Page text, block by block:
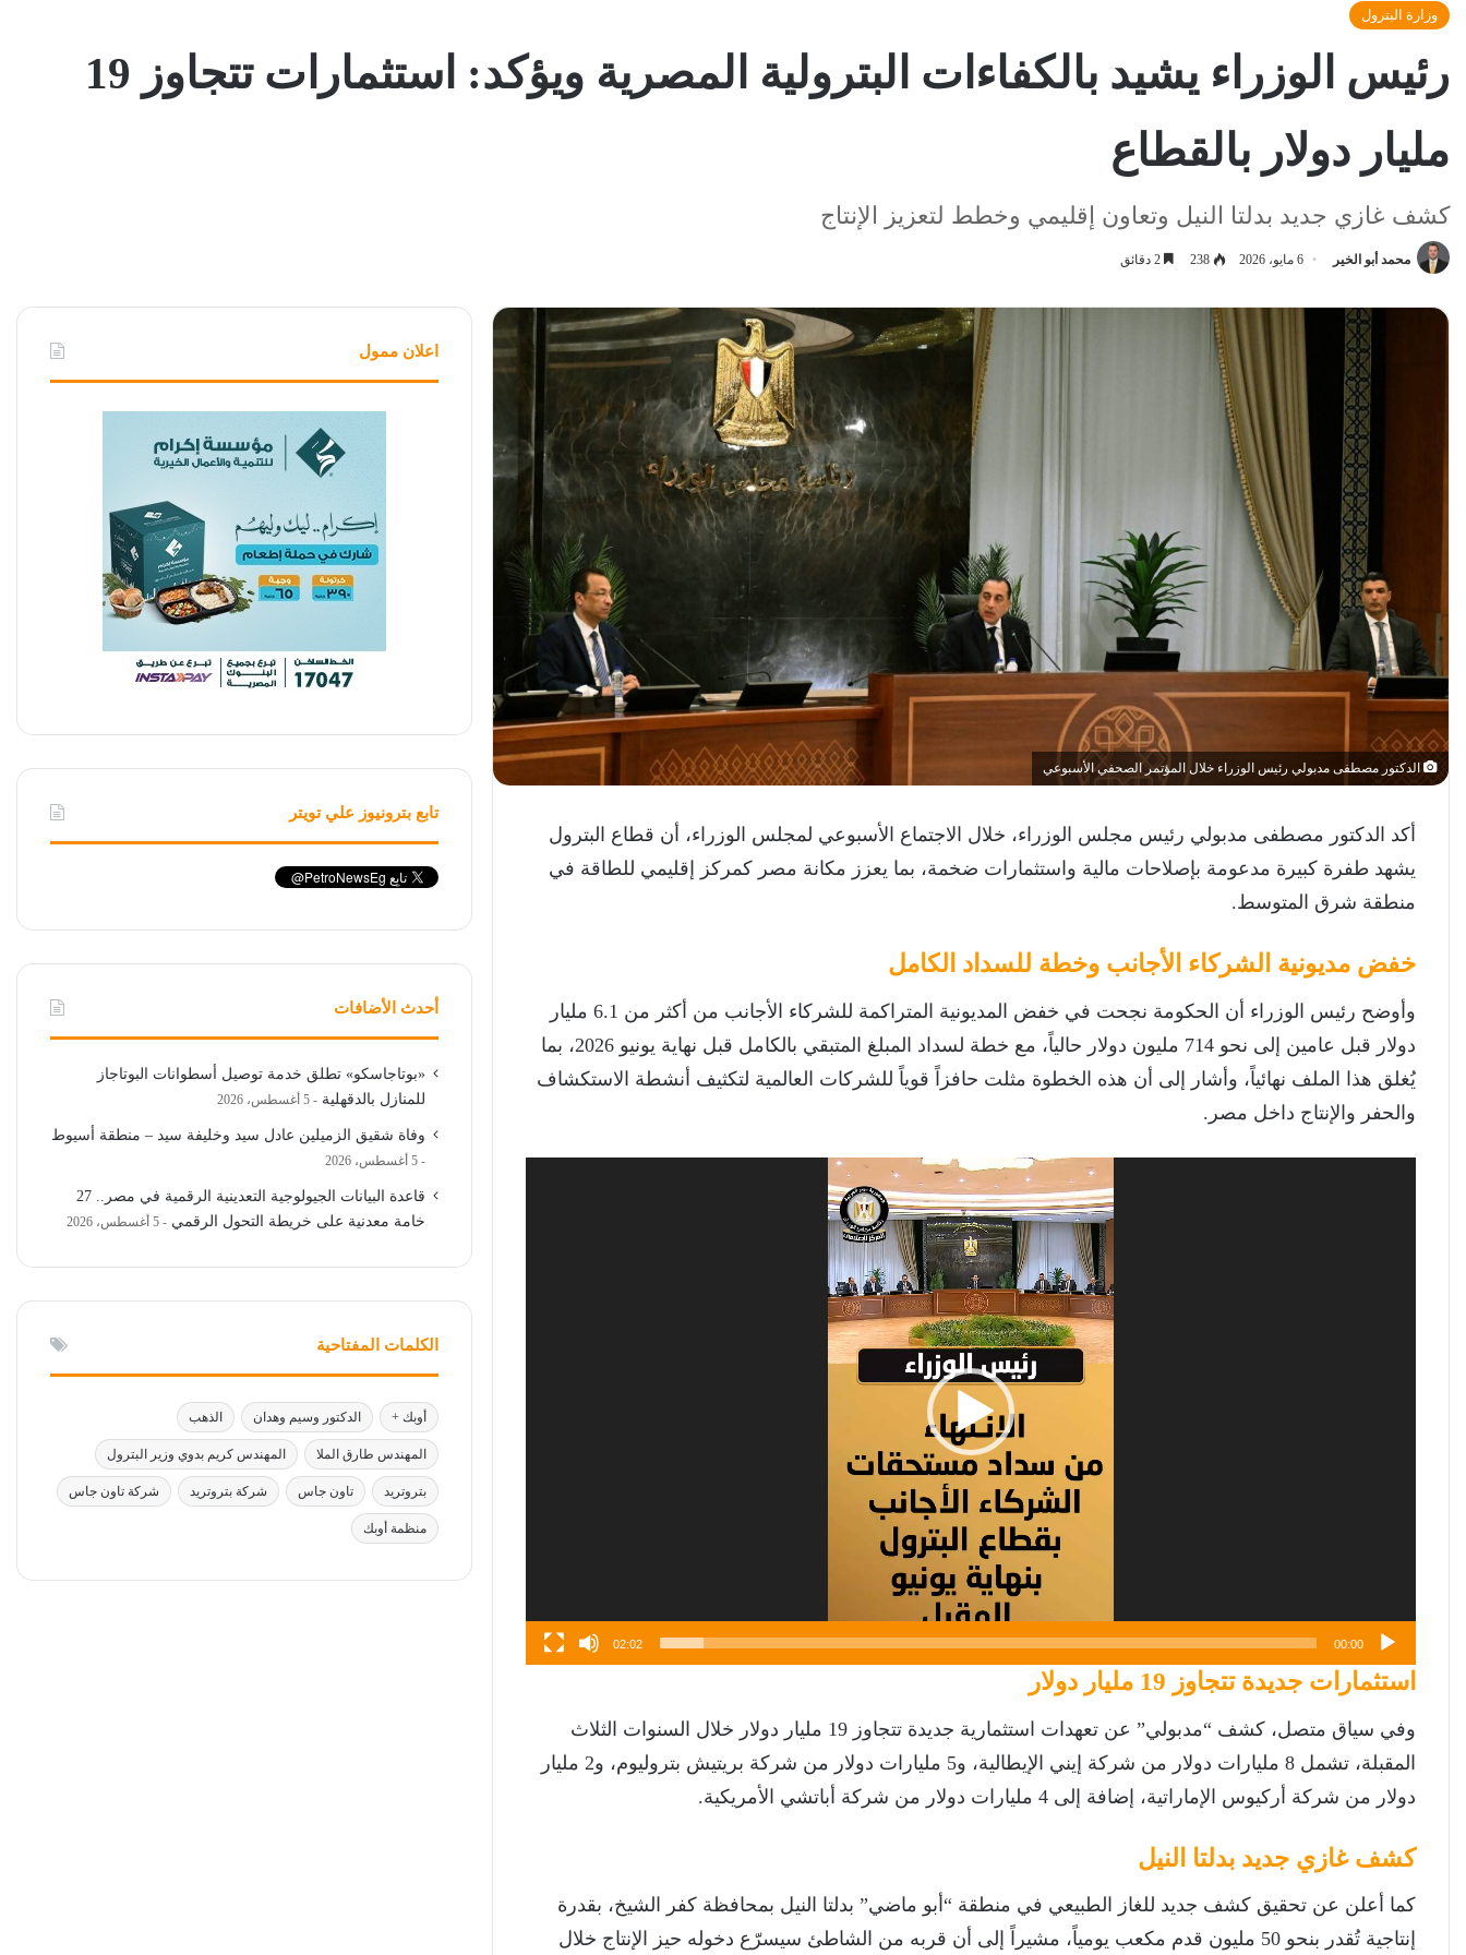
وزارة البترول
رئيس الوزراء يشيد بالكفاءات البترولية المصرية ويؤكد: استثمارات تتجاوز 19
مليار دولار بالقطاع
كشف غازي جديد بدلتا النيل وتعاون إقليمي وخطط لتعزيز الإنتاج
محمد أبو الخير 6 مايو، 2026 238
الدكتور مصطفى مدبولي رئيس الوزراء خلال المؤتمر الصحفي الأسبوعي
أكد الدكتور مصطفى مدبولي رئيس مجلس الوزراء، خلال الاجتماع الأسبوعي لمجلس الوزراء، أن قطاع البترول
يشهد طفرة كبيرة مدعومة بإصلاحات مالية واستثمارات ضخمة، بما يعزز مكانة مصر كمركز إقليمي للطاقة في
منطقة شرق المتوسط.
خفض مديونية الشركاء الأجانب وخطة للسداد الكامل
وأوضح رئيس الوزراء أن الحكومة نجحت في خفض المديونية المتراكمة للشركاء الأجانب من أكثر من 6.1 مليار
دولار قبل عامين إلى نحو 714 مليون دولار حالياً، مع خطة لسداد المبلغ المتبقي بالكامل قبل نهاية يونيو 2026، بما
يُغلق هذا الملف نهائياً، وأشار إلى أن هذه الخطوة مثلت حافزاً قوياً للشركات العالمية لتكثيف أنشطة الاستكشاف
والحفر والإنتاج داخل مصر.
00:00
02:02
استثمارات جديدة تتجاوز 19 مليار دولار
وفي سياق متصل، كشف “مدبولي” عن تعهدات استثمارية جديدة تتجاوز 19 مليار دولار خلال السنوات الثلاث
المقبلة، تشمل 8 مليارات دولار من شركة إيني الإيطالية، و5 مليارات دولار من شركة بريتيش بتروليوم، و2 مليار
دولار من شركة أركيوس الإماراتية، إضافة إلى 4 مليارات دولار من شركة أباتشي الأمريكية.
كشف غازي جديد بدلتا النيل
كما أعلن عن تحقيق كشف جديد للغاز الطبيعي في منطقة “أبو ماضي” بدلتا النيل بمحافظة كفر الشيخ، بقدرة
إنتاجية تُقدر بنحو 50 مليون قدم مكعب يومياً، مشيراً إلى أن قربه من الشاطئ سيسرّع دخوله حيز الإنتاج خلال
اعلان ممول
تابع بترونيوز علي تويتر
أحدث الأضافات
«بوتاجاسكو» تطلق خدمة توصيل أسطوانات البوتاجاز
للمنازل بالدقهلية
5 أغسطس، 2026
وفاة شقيق الزميلين عادل سيد وخليفة سيد – منطقة أسيوط
5 أغسطس، 2026
قاعدة البيانات الجيولوجية التعدينية الرقمية في مصر.. 27
خامة معدنية على خريطة التحول الرقمي
5 أغسطس، 2026
الكلمات المفتاحية
أوبك + الدكتور وسيم وهدان الذهب
المهندس طارق الملا المهندس كريم بدوي وزير البترول
بتروتريد تاون جاس شركة بتروتريد شركة تاون جاس
منظمة أوبك